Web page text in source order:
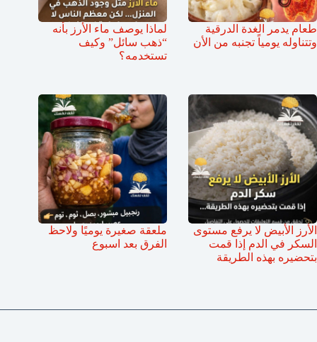
طعام يدمر الغدة الدرقية
وتتناوله يومياً تجنبه من الأن
لماذا يوصف ماء الأرز بأنه
“ذهب سائل” وكيف
تستخدمه؟
الأرز الأبيض لا يرفع مستوى
السكر في الدم إذا قمت
بتحضيره بهذه الطريقة
ملعقة صغيرة يوميًا ولاحظ
الفرق بعد اسبوع